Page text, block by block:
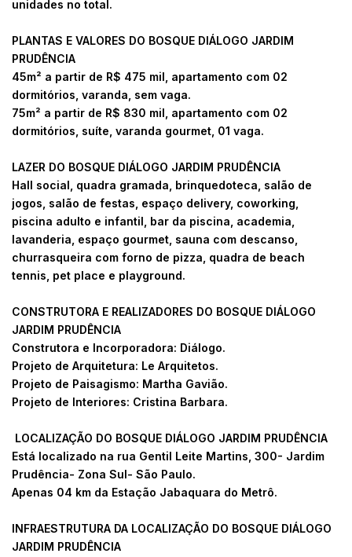
unidades no total.
PLANTAS E VALORES DO BOSQUE DIÁLOGO JARDIM
PRUDÊNCIA
45m² a partir de R$ 475 mil, apartamento com 02
dormitórios, varanda, sem vaga.
75m² a partir de R$ 830 mil, apartamento com 02
dormitórios, suíte, varanda gourmet, 01 vaga.
LAZER DO BOSQUE DIÁLOGO JARDIM PRUDÊNCIA
Hall social, quadra gramada, brinquedoteca, salão de
jogos, salão de festas, espaço delivery, coworking,
piscina adulto e infantil, bar da piscina, academia,
lavanderia, espaço gourmet, sauna com descanso,
churrasqueira com forno de pizza, quadra de beach
tennis, pet place e playground.
CONSTRUTORA E REALIZADORES DO BOSQUE DIÁLOGO
JARDIM PRUDÊNCIA
Construtora e Incorporadora: Diálogo.
Projeto de Arquitetura: Le Arquitetos.
Projeto de Paisagismo: Martha Gavião.
Projeto de Interiores: Cristina Barbara.
LOCALIZAÇÃO DO BOSQUE DIÁLOGO JARDIM PRUDÊNCIA
Está localizado na rua Gentil Leite Martins, 300- Jardim
Prudência- Zona Sul- São Paulo.
Apenas 04 km da Estação Jabaquara do Metrô.
INFRAESTRUTURA DA LOCALIZAÇÃO DO BOSQUE DIÁLOGO
JARDIM PRUDÊNCIA